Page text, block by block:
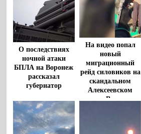
О последствиях
ночной атаки
БПЛА на Воронеж
рассказал
губернатор
На видео попал
новый
миграционный
рейд силовиков на
скандальном
Алексеевском
рынке Воронежа